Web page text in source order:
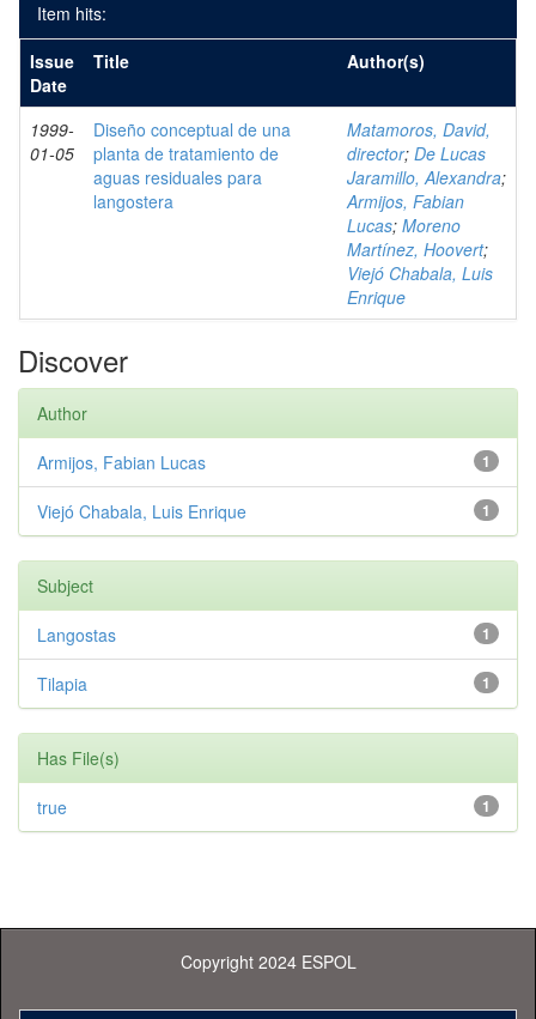
Item hits:
Issue
Date
Title Author(s)
1999-
01-05
Diseño conceptual de una
planta de tratamiento de
aguas residuales para
langostera
Matamoros, David,
director; De Lucas
Jaramillo, Alexandra;
Armijos, Fabian
Lucas; Moreno
Martínez, Hoovert;
Viejó Chabala, Luis
Enrique
Discover
Author
1
Armijos, Fabian Lucas
1
Viejó Chabala, Luis Enrique
Subject
1
Langostas
1
Tilapia
Has File(s)
1
true
Copyright 2024 ESPOL